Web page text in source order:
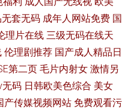
套无码 成年人网站免费 国
理片在线 三级无码在线天
伦理剧推荐 国产成人精品日
第二页 毛片内射女 激情另
无码 日韩欧美色综合 美女
产传媒视频网站 免费观看污